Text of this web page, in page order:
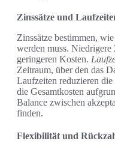
Zinssätze und
Zinssätze bestimmen,
werden muss.
geringeren Kosten.
Zeitraum, über den das
Laufzeiten reduzieren
die Gesamtkosten
Balance zwischen
finden.
Flexibilität und